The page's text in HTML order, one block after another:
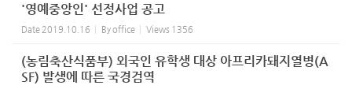
'영예중앙인' 선정사업 공고
Date 2019.10.16 Byoffice Views 1356
(농림축산식품부) 외국인 유학생 대상 아프리카돼지열병(A
SF) 발생에 따른 국경검역